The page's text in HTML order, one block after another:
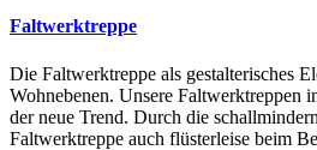
Faltwerktreppe
Die Faltwerktreppe als gestalterisches
Wohnebenen. Unsere Faltwerktreppen
der neue Trend. Durch die
Faltwerktreppe auch flüsterleise beim